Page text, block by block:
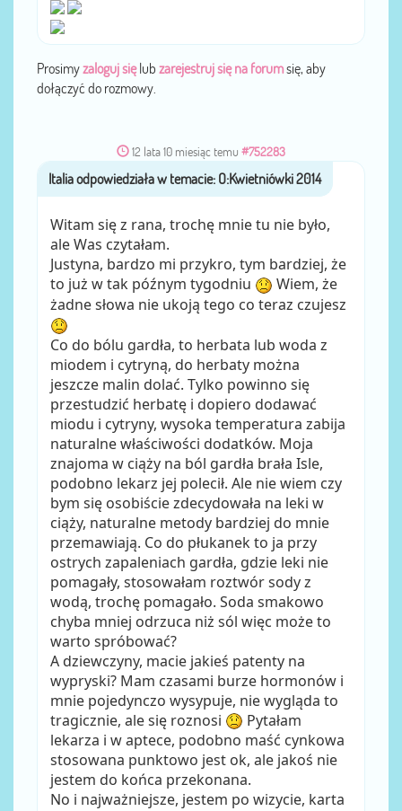
Prosimyzaloguj sięlub zarejestruj się na forumsię, aby
dołączyć do rozmowy.
12 lata 10 miesiąc temu #752283
przezItalia
Witam się z rana, trochę mnie tu nie było,
ale Was czytałam.
Justyna, bardzo mi przykro, tym bardziej, że
to już w tak późnym tygodniu
Wiem, że
żadne słowa nie ukoją tego co teraz czujesz
Co do bólu gardła, to herbata lub woda z
miodem i cytryną, do herbaty można
jeszcze malin dolać. Tylko powinno się
przestudzić herbatę i dopiero dodawać
miodu i cytryny, wysoka temperatura zabija
naturalne właściwości dodatków. Moja
znajoma w ciąży na ból gardła brała Isle,
podobno lekarz jej polecił. Ale nie wiem czy
bym się osobiście zdecydowała na leki w
ciąży, naturalne metody bardziej do mnie
przemawiają. Co do płukanek to ja przy
ostrych zapaleniach gardła, gdzie leki nie
pomagały, stosowałam roztwór sody z
wodą, trochę pomagało. Soda smakowo
chyba mniej odrzuca niż sól więc może to
warto spróbować?
A dziewczyny, macie jakieś patenty na
wypryski? Mam czasami burze hormonów i
mnie pojedynczo wysypuje, nie wygląda to
tragicznie, ale się roznosi
Pytałam
lekarza i w aptece, podobno maść cynkowa
stosowana punktowo jest ok, ale jakoś nie
jestem do końca przekonana.
No i najważniejsze, jestem po wizycie, karta